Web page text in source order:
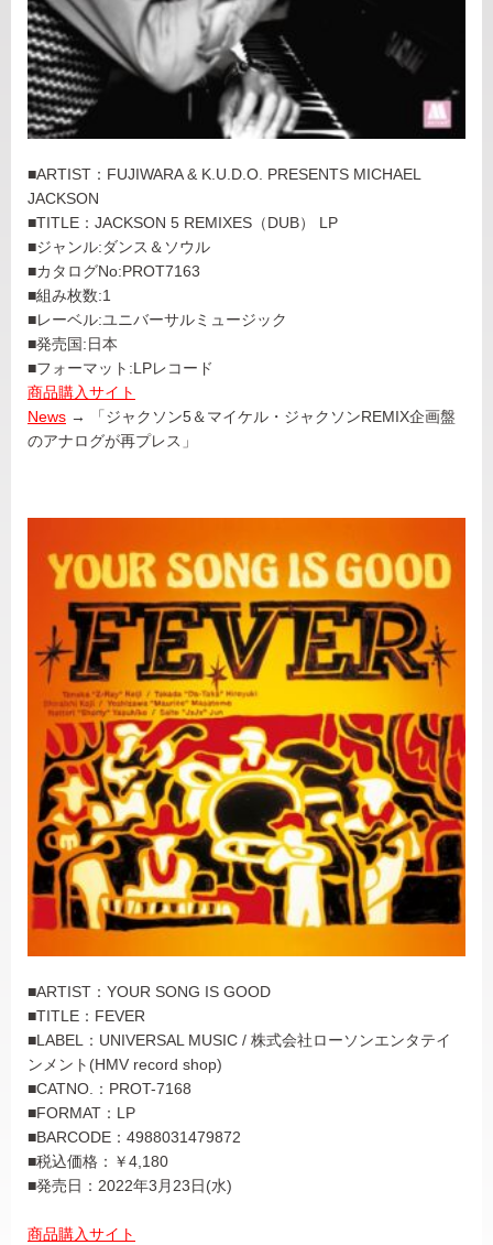
■ARTIST： FUJIWARA & K.U.D.O. PRESENTS MICHAEL
JACKSON
■TITLE： JACKSON 5 REMIXES（DUB） LP
■ジャンル:ダンス＆ソウル
■カタログNo:PROT7163
■組み枚数:1
■レーベル:ユニバーサルミュージック
■発売国:日本
■フォーマット:LPレコード
商品購入サイト
News → 「ジャクソン5＆マイケル・ジャクソンREMIX企画盤
のアナログが再プレス」
■ARTIST：YOUR SONG IS GOOD
■TITLE：FEVER
■LABEL：UNIVERSAL MUSIC / 株式会社ローソンエンタテイ
ンメント(HMV record shop)
■CATNO.：PROT-7168
■FORMAT：LP
■BARCODE：4988031479872
■税込価格：￥4,180
■発売日：2022年3月23日(水)
商品購入サイト